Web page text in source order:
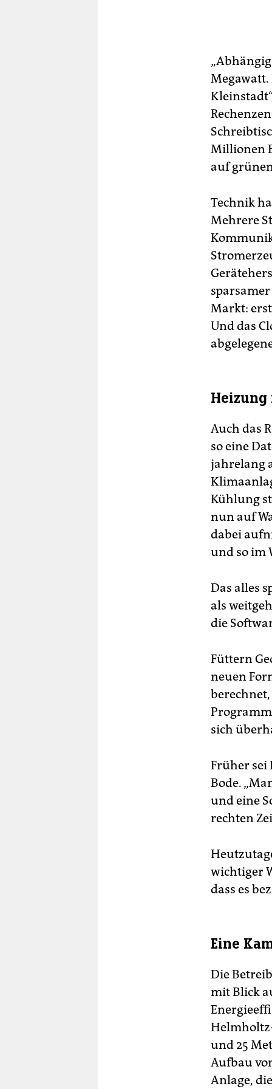
Millionen
auf
Technik
Mehrere
Markt:
Und das
Auch das
so eine
jahrelang
Kühlung
nun auf
dabei
und so im
Das alles
als
die
Füttern
neuen
sich
Früher sei
Bode.
und eine
rechten
wichtiger
dass es
Eine
Die
mit Blick
und 25
Aufbau
Anlage,